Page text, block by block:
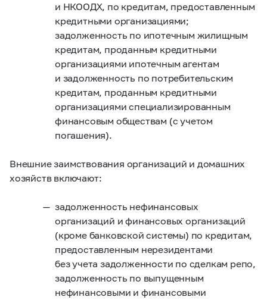
и НКООДХ, по кредитам, предоставленным
кредитными организациями;
задолженность по ипотечным жилищным
кредитам, проданным кредитными
организациями ипотечным агентам
и задолженность по потребительским
кредитам, проданным кредитными
организациями специализированным
финансовым обществам (с учетом
погашения).
Внешние заимствования организаций и домашних
хозяйств включают:
задолженность нефинансовых
организаций и финансовых организаций
(кроме банковской системы) по кредитам,
предоставленным нерезидентами
без учета задолженности по сделкам репо,
задолженность по выпущенным
нефинансовыми и финансовыми